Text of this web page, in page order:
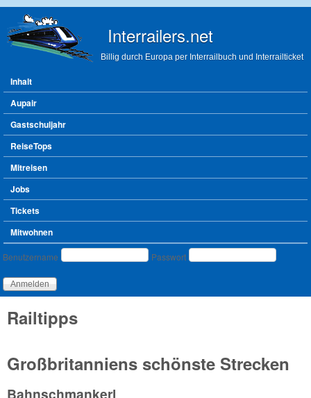
Interrailers.net
Billig durch Europa per Interrailbuch und Interrailticket
Hauptmenü
Inhalt
Aupair
Gastschuljahr
ReiseTops
Mitreisen
Jobs
Tickets
Mitwohnen
Benutzeranmeldung
Benutzername Passwort
Railtipps
Großbritanniens schönste Strecken
Bahnschmankerl